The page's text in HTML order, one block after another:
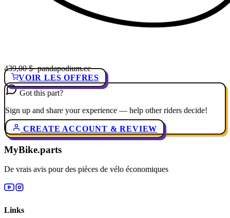
439,00 $· pandapodium.cc
VOIR LES OFFRES
Got this part?
Sign up and share your experience — help other riders decide!
CREATE ACCOUNT & REVIEW
MyBike.parts
De vrais avis pour des pièces de vélo économiques
Links